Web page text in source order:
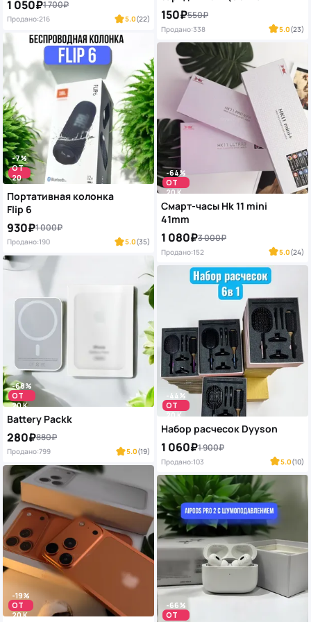
1 050₽1 700₽
5.0(22)
Продано:216
USB-C)
150₽550₽
5.0(23)
Продано:338
-7%
ОТ
20
K
Портативная колонка
Flip 6
930₽1 000₽
5.0(35)
Продано:190
-64%
ОТ
20 K
Смарт-часы Hk 11 mini
41mm
1 080₽3 000₽
5.0(24)
Продано:152
-68%
ОТ
20 K
Battery Packk
280₽880₽
5.0(19)
Продано:799
-44%
ОТ
20 K
Набор расчесок Dyyson
1 060₽1 900₽
5.0(10)
Продано:103
-19%
ОТ
20 K
-66%
ОТ